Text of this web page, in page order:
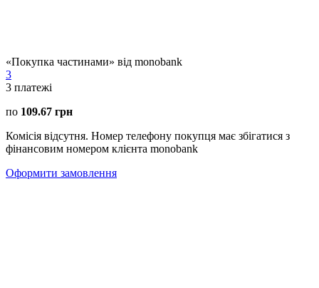
«Покупка частинами» від monobank
3
3 платежі
по 109.67 грн
Комісія відсутня. Номер телефону покупця має збігатися з
фінансовим номером клієнта monobank
Оформити замовлення